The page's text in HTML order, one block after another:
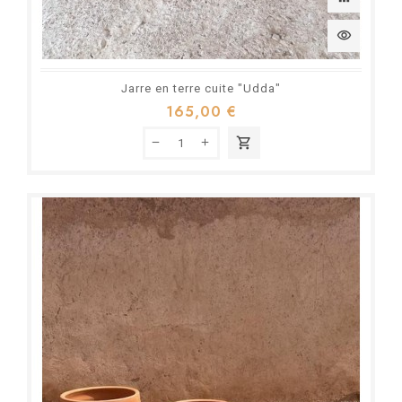
visibility
Jarre en terre cuite "Udda"
165,00 €
shopping_cart